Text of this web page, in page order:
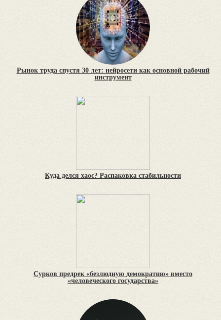
Рынок труда спустя 30 лет: нейросети как основной рабочий
инструмент
Куда делся хаос? Распаковка стабильности
Сурков предрек «безлюдную демократию» вместо
«человеческого государства»